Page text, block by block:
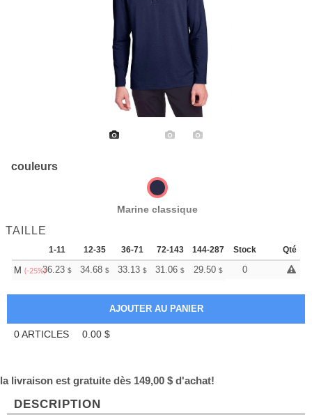
couleurs
Marine classique
TAILLE
1-11 12-35 36-71 72-143 144-287 288 + Plus
Stock Qté
M (-25%)36.23 $ 34.68 $ 33.13 $ 31.06 $ 29.50 $ 28.99
0
0ARTICLES 0.00 $
la livraison est gratuite dès 149,00 $ d'achat!
DESCRIPTION